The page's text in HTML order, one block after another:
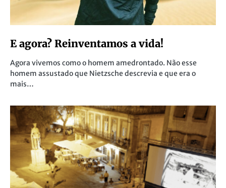
E agora? Reinventamos a vida!
Agora vivemos como o homem amedrontado. Não esse
homem assustado que Nietzsche descrevia e que era o
mais…